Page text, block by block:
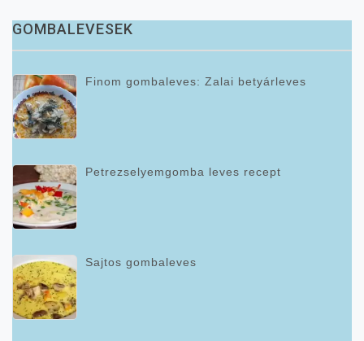
GOMBALEVESEK
Finom gombaleves: Zalai betyárleves
Petrezselyemgomba leves recept
Sajtos gombaleves